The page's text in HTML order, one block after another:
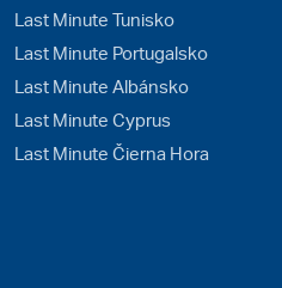
Last Minute Tunisko
Last Minute Portugalsko
Last Minute Albánsko
Last Minute Cyprus
Last Minute Čierna Hora